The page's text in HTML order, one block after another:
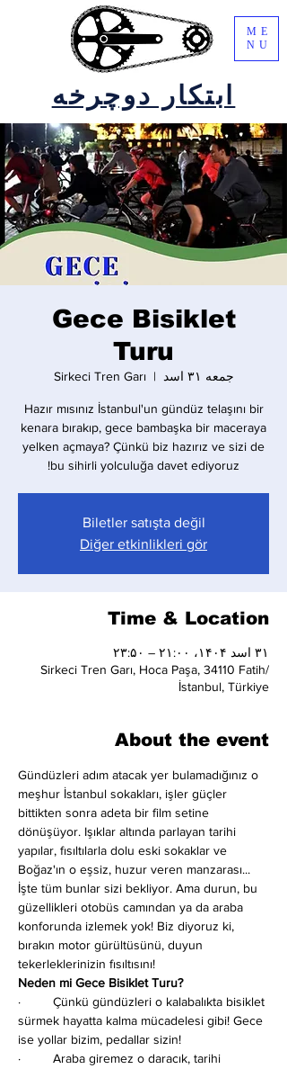
ابتکار دوچرخه
ME
NU
Gece Bisiklet
Turu
جمعه ۳۱ اسد
  |
Sirkeci Tren Garı
Hazır mısınız İstanbul'un gündüz telaşını bir
kenara bırakıp, gece bambaşka bir maceraya
yelken açmaya? Çünkü biz hazırız ve sizi de
bu sihirli yolculuğa davet ediyoruz!
Biletler satışta değil
Diğer etkinlikleri gör
Time & Location
۳۱ اسد ۱۴۰۴، ۲۱:۰۰ – ۲۳:۵۰
Sirkeci Tren Garı, Hoca Paşa, 34110 Fatih/
İstanbul, Türkiye
About the event
Gündüzleri adım atacak yer bulamadığınız o
meşhur İstanbul sokakları, işler güçler
bittikten sonra adeta bir film setine
dönüşüyor. Işıklar altında parlayan tarihi
yapılar, fısıltılarla dolu eski sokaklar ve
Boğaz'ın o eşsiz, huzur veren manzarası...
İşte tüm bunlar sizi bekliyor. Ama durun, bu
güzellikleri otobüs camından ya da araba
konforunda izlemek yok! Biz diyoruz ki,
bırakın motor gürültüsünü, duyun
tekerleklerinizin fısıltısını!
Neden mi Gece Bisiklet Turu?
·         Çünkü gündüzleri o kalabalıkta bisiklet
sürmek hayatta kalma mücadelesi gibi! Gece
ise yollar bizim, pedallar sizin!
·         Araba giremez o daracık, tarihi